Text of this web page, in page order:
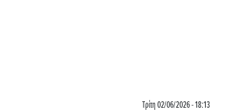
Τρίτη 02/06/2026 - 18:13